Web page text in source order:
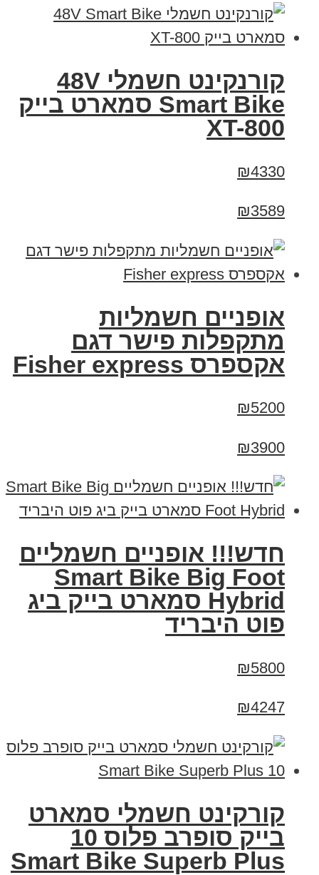
קורנקינט חשמלי 48V
Smart Bike סמארט בייק
XT-800
₪4330
₪3589
אופניים חשמליות
מתקפלות פישר דגם
אקספרס Fisher express
₪5200
₪3900
חדש!!! אופניים חשמליים
Smart Bike Big Foot
Hybrid סמארט בייק ביג
פוט היבריד
₪5800
₪4247
קורקינט חשמלי סמארט
בייק סופרב פלוס 10
Smart Bike Superb Plus